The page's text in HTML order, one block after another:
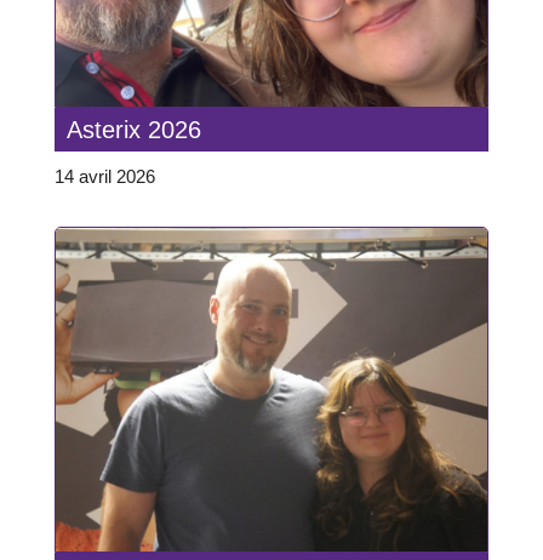
Asterix 2026
14 avril 2026